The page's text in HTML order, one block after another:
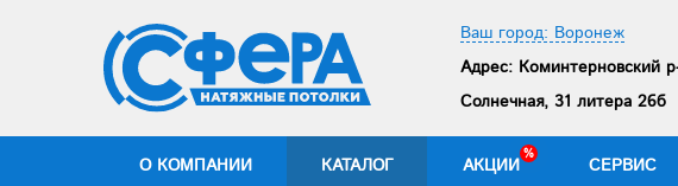
Ваш город: Воронеж
Адрес: Коминтерновский
Солнечная, 31 литера 26б
О КОМПАНИИ КАТАЛОГ АКЦИИ СЕРВИС